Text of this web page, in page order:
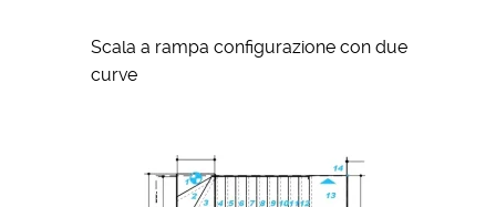
Scala a rampa configurazione con due
curve